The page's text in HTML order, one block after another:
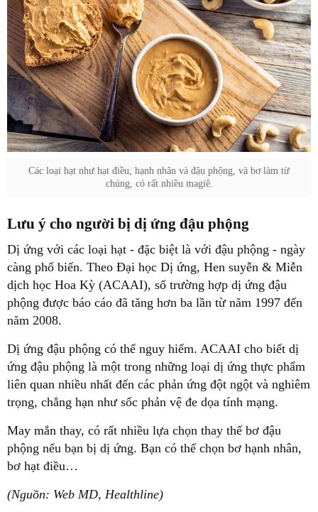
Các loại hạt như hạt điều, hạnh nhân và đậu phộng, và bơ làm từ
chúng, có rất nhiều magiê.
Lưu ý cho người bị dị ứng đậu phộng
Dị ứng với các loại hạt - đặc biệt là với đậu phộng - ngày
càng phổ biến. Theo Đại học Dị ứng, Hen suyễn & Miễn
dịch học Hoa Kỳ (ACAAI), số trường hợp dị ứng đậu
phộng được báo cáo đã tăng hơn ba lần từ năm 1997 đến
năm 2008.
Dị ứng đậu phộng có thể nguy hiểm. ACAAI cho biết dị
ứng đậu phộng là một trong những loại dị ứng thực phẩm
liên quan nhiều nhất đến các phản ứng đột ngột và nghiêm
trọng, chẳng hạn như sốc phản vệ đe dọa tính mạng.
May mắn thay, có rất nhiều lựa chọn thay thế bơ đậu
phộng nếu bạn bị dị ứng. Bạn có thể chọn bơ hạnh nhân,
bơ hạt điều…
(Nguồn: Web MD, Healthline)